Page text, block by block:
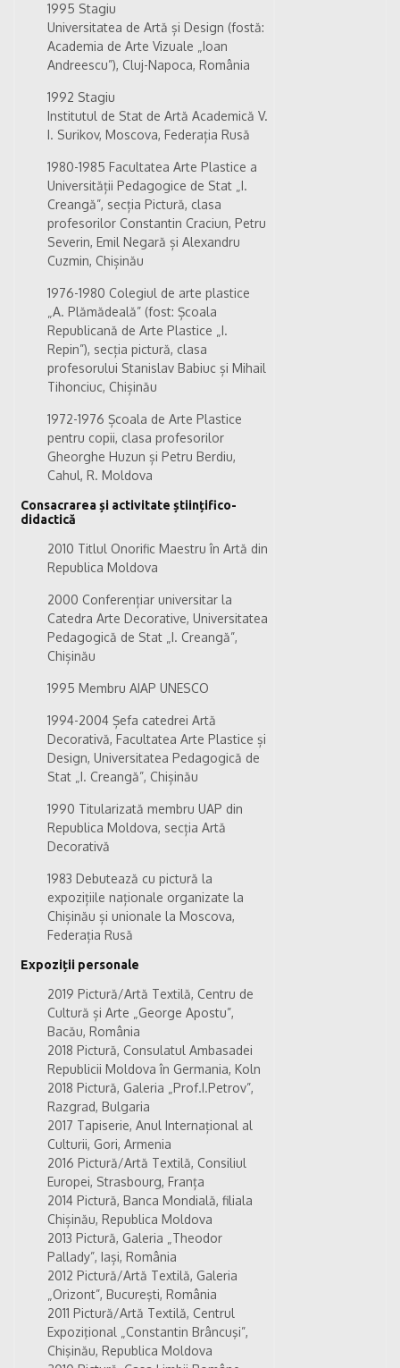
1995 Stagiu
Universitatea de Artă și Design (fostă:
Academia de Arte Vizuale „Ioan
Andreescu”), Cluj-Napoca, România
1992 Stagiu
Institutul de Stat de Artă Academică V.
I. Surikov, Moscova, Federația Rusă
1980-1985 Facultatea Arte Plastice a
Universității Pedagogice de Stat „I.
Creangă”, secția Pictură, clasa
profesorilor Constantin Craciun, Petru
Severin, Emil Negară și Alexandru
Cuzmin, Chișinău
1976-1980 Colegiul de arte plastice
„A. Plămădeală” (fost: Școala
Republicană de Arte Plastice „I.
Repin”), secția pictură, clasa
profesorului Stanislav Babiuc și Mihail
Tihonciuc, Chișinău
1972-1976 Școala de Arte Plastice
pentru copii, clasa profesorilor
Gheorghe Huzun și Petru Berdiu,
Cahul, R. Moldova
Consacrarea și activitate științifico-
didactică
2010 Titlul Onorific Maestru în Artă din
Republica Moldova
2000 Conferențiar universitar la
Catedra Arte Decorative, Universitatea
Pedagogică de Stat „I. Creangă”,
Chișinău
1995 Membru AIAP UNESCO
1994-2004 Șefa catedrei Artă
Decorativă, Facultatea Arte Plastice și
Design, Universitatea Pedagogică de
Stat „I. Creangă”, Chișinău
1990 Titularizată membru UAP din
Republica Moldova, secția Artă
Decorativă
1983 Debutează cu pictură la
expozițiile naționale organizate la
Chișinău și unionale la Moscova,
Federația Rusă
Expoziții personale
2019 Pictură/Artă Textilă, Centru de
Cultură și Arte „George Apostu”,
Bacău, România
2018 Pictură, Consulatul Ambasadei
Republicii Moldova în Germania, Koln
2018 Pictură, Galeria „Prof.I.Petrov”,
Razgrad, Bulgaria
2017 Tapiserie, Anul Internațional al
Culturii, Gori, Armenia
2016 Pictură/Artă Textilă, Consiliul
Europei, Strasbourg, Franța
2014 Pictură, Banca Mondială, filiala
Chișinău, Republica Moldova
2013 Pictură, Galeria „Theodor
Pallady”, Iași, România
2012 Pictură/Artă Textilă, Galeria
„Orizont”, Bucureşti, România
2011 Pictură/Artă Textilă, Centrul
Expoziţional „Constantin Brâncuşi”,
Chişinău, Republica Moldova